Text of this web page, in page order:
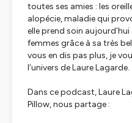
toutes ses amies : les
alopécie, maladie qui
elle prend soin
femmes grâce à sa très
vous en dis pas plus, je
l’univers de Laure Lagarde.
Dans ce podcast, Laure
Pillow, nous partage :